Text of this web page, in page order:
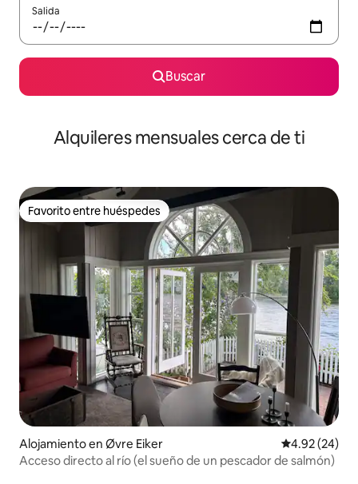
Salida
Buscar
Alquileres mensuales cerca de ti
Favorito entre huéspedes
Favorito entre huéspedes
Alojamiento en Øvre Eiker Calificación
4.92 (24)
Acceso directo al río (el sueño de un pescador de salmón)